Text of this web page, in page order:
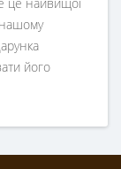
нашому
його